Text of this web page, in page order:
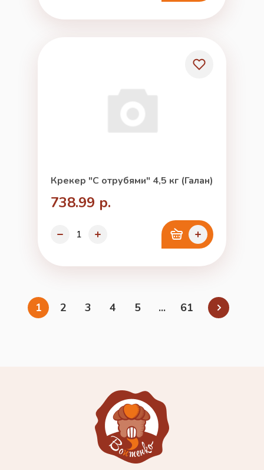
Крекер "С отрубями" 4,5 кг (Галан)
738.99 р.
1 2 3 4 5 ... 61